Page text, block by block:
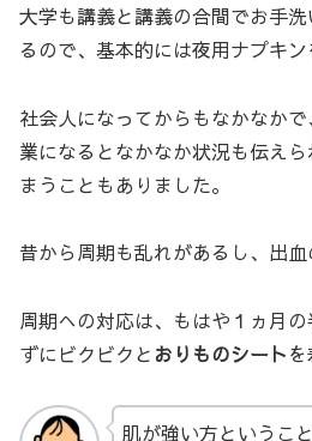
大学も講義と講義の合間でお手
るので、基本的には夜用ナプキン
社会人になってからもなかなか
業になるとなかなか状況も伝え
まうこともありました。
昔から周期も乱れがあるし、出
周期への対応は、もはや１ヵ月
ずにビクビクと おりものシートを
肌が強い方というこ